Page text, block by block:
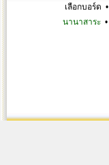
เลือกบอร์ด •
นานาสาระ•